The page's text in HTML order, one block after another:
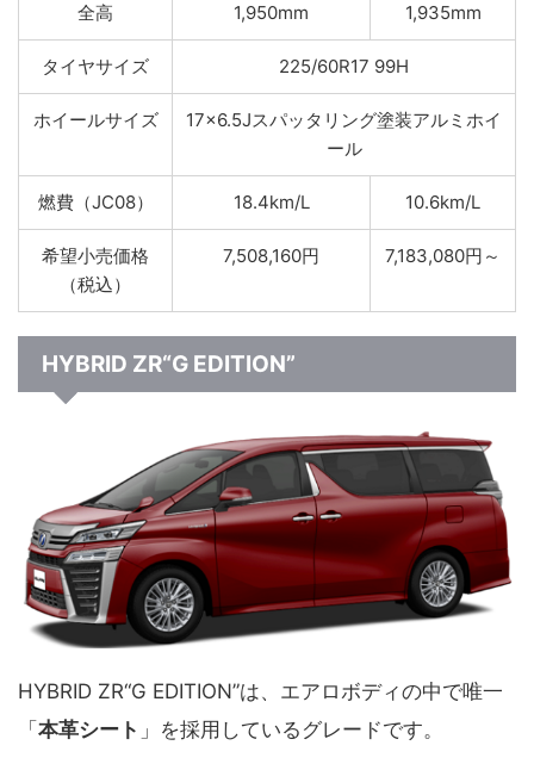
全高 1,950mm 1,935mm
タイヤサイズ 225/60R17 99H
ホイールサイズ
17×6.5Jスパッタリング塗装アルミホイ
ール
燃費（JC08） 18.4km/L 10.6km/L
希望小売価格
（税込）
7,508,160円 7,183,080円～
HYBRID ZR“G EDITION”
HYBRID ZR“G EDITION”は、エアロボディの中で唯一
「本革シート 」を採用しているグレードです。